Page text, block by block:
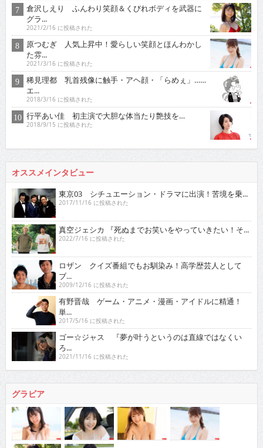
倉沢しえり ふんわり笑顔＆くびれボディを武器に
グラ...
2021/2/16 に投稿された
原つむぎ 人気上昇中！愛らしい笑顔とほんわかし
た雰...
2021/3/16 に投稿された
稀見理都 乳首残像に触手・アヘ顔・「らめぇ」……
エ...
2018/3/16 に投稿された
行平あい佳 初主演で大胆な体当たり艶技を…
2018/9/15 に投稿された
オススメインタビュー
東京03 シチュエーション・ドラマに出演！苦境を乗...
2017/11/16 に投稿された
真空ジェシカ 『死ぬまでお笑いをやっていきたい！そ...
2022/7/16 に投稿された
ロザン クイズ番組でもお馴染み！高学歴芸人として
ブ...
2009/12/16 に投稿された
有野晋哉 ゲーム・アニメ・漫画・アイドルに精通！
単...
2017/5/16 に投稿された
ゴー☆ジャス 『夢が叶うというのは直線ではなくい
ろ...
2021/11/16 に投稿された
グラビア